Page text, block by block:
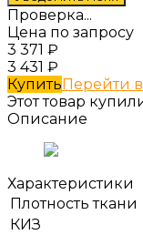
Проверка...
Цена по запросу
3 371 ₽
3 431 ₽
КупитьПерейти
Этот товар
Описание
Характеристики
Плотность ткани
КИЗ